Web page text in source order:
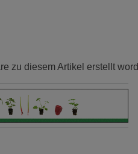
zu diesem Artikel erstellt